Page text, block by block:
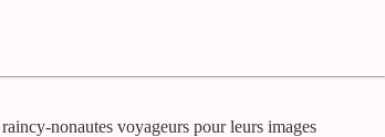
nonautes voyageurs pour leurs images